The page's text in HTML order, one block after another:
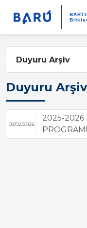
Duyuru Arşiv
Duyuru Arşiv
03/02/2026
2025-2026